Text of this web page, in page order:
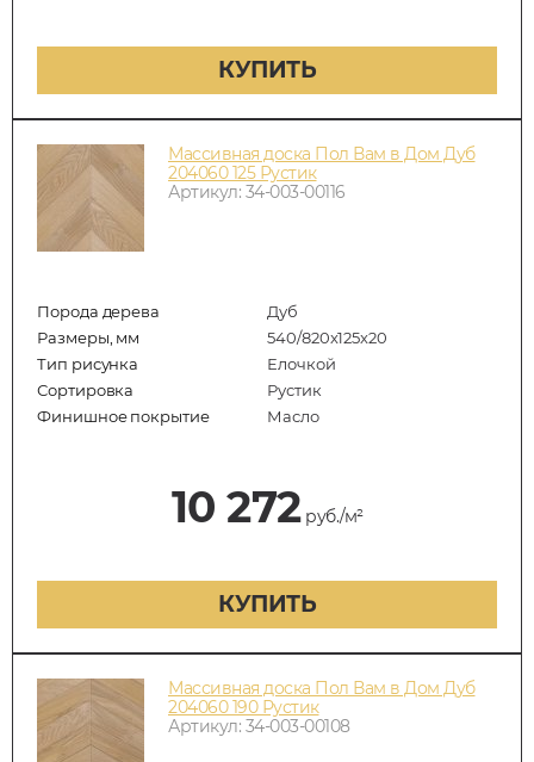
КУПИТЬ
Массивная доска Пол Вам в Дом Дуб
204060 125 Рустик
Артикул: 34-003-00116
Порода дерева
Дуб
Размеры, мм
540/820x125x20
Тип рисунка
Елочкой
Сортировка
Рустик
Финишное покрытие
Масло
10 272руб./м²
КУПИТЬ
Массивная доска Пол Вам в Дом Дуб
204060 190 Рустик
Артикул: 34-003-00108